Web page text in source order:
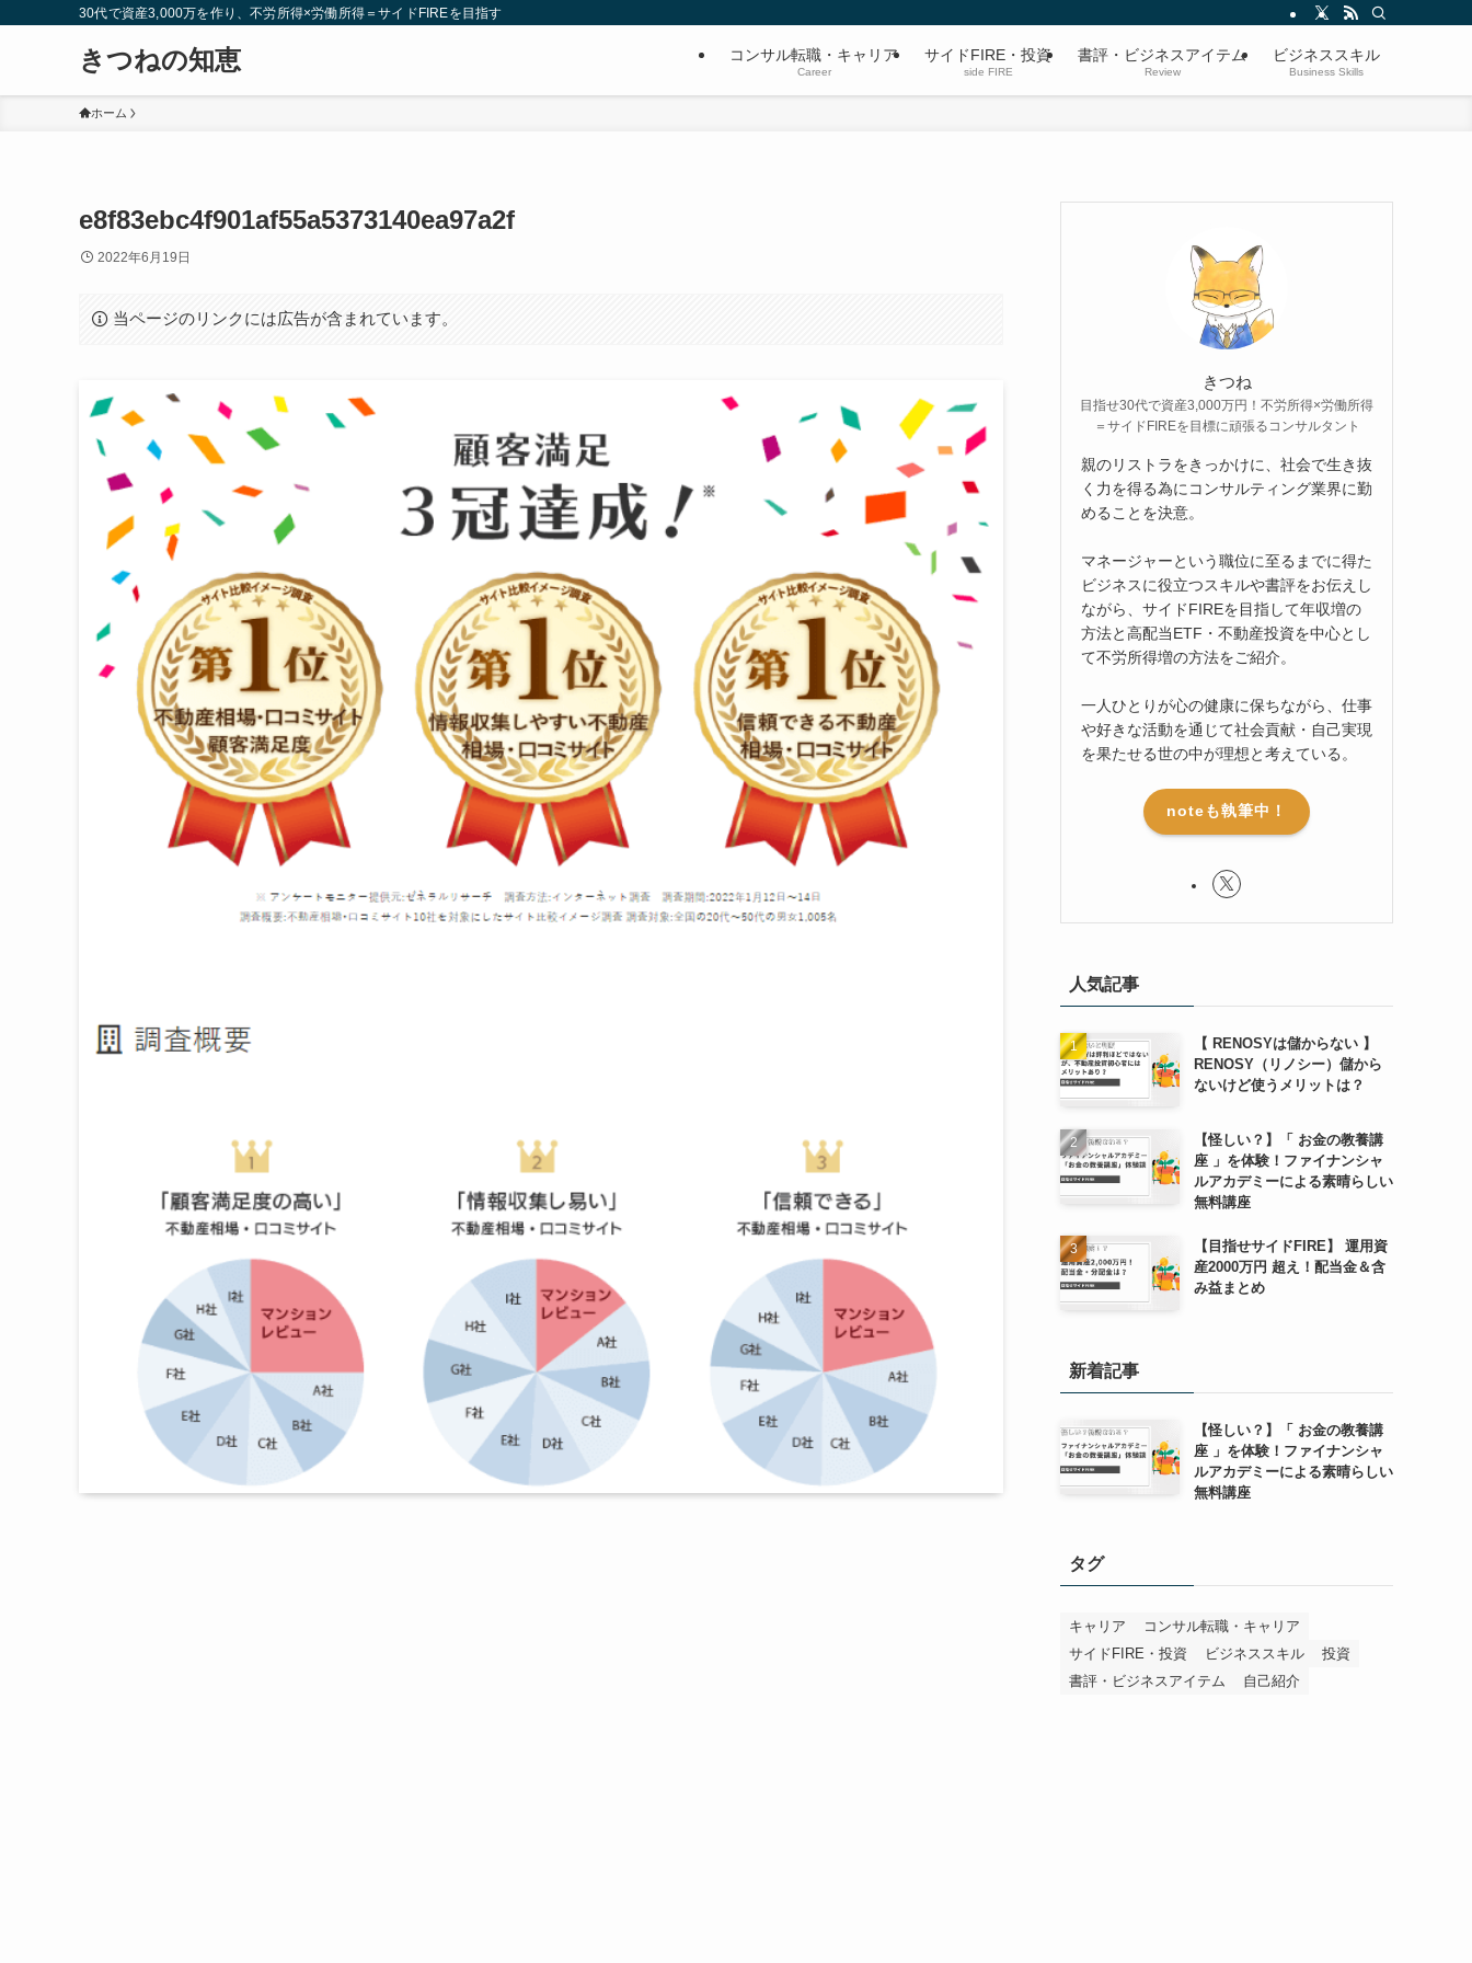
30代で資産3,000万を作り、不労所得×労働所得＝サイドFIREを目指す
きつねの知恵 コンサル転職・キャリア
Career
サイドFIRE・投資
side FIRE
書評・ビジネスアイテム
Review
ビジネススキル
Business Skills
ホーム
e8f83ebc4f901af55a5373140ea97a2f
2022年6月19日
当ページのリンクには広告が含まれています。
きつね
目指せ30代で資産3,000万円！不労所得×労働所得
＝サイドFIREを目標に頑張るコンサルタント
親のリストラをきっかけに、社会で生き抜
く力を得る為にコンサルティング業界に勤
めることを決意。
マネージャーという職位に至るまでに得た
ビジネスに役立つスキルや書評をお伝えし
ながら、サイドFIREを目指して年収増の
方法と高配当ETF・不動産投資を中心とし
て不労所得増の方法をご紹介。
一人ひとりが心の健康に保ちながら、仕事
や好きな活動を通じて社会貢献・自己実現
を果たせる世の中が理想と考えている。
noteも執筆中！
人気記事
【 RENOSYは儲からない 】
RENOSY（リノシー）儲から
ないけど使うメリットは？
【怪しい？】「 お金の教養講
座 」を体験！ファイナンシャ
ルアカデミーによる素晴らしい
無料講座
【目指せサイドFIRE】 運用資
産2000万円 超え！配当金＆含
み益まとめ
新着記事
【怪しい？】「 お金の教養講
座 」を体験！ファイナンシャ
ルアカデミーによる素晴らしい
無料講座
タグ
キャリア
コンサル転職・キャリア
サイドFIRE・投資
ビジネススキル
投資
書評・ビジネスアイテム
自己紹介